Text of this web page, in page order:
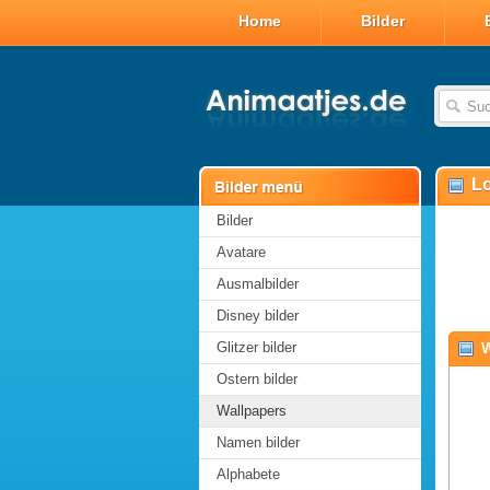
Home Bilder
Bilder
Avatare
Ausmalbilder
Disney bilder
Glitzer bilder
Ostern bilder
Wallpapers
Namen bilder
Alphabete